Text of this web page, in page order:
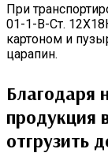
При
01-1-B-Cт.
картоном и
царапин.
Благодаря
продукция
отгрузить